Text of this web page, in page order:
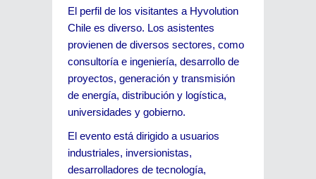
El perfil de los visitantes a Hyvolution
Chile es diverso. Los asistentes
provienen de diversos sectores, como
consultoría e ingeniería, desarrollo de
proyectos, generación y transmisión
de energía, distribución y logística,
universidades y gobierno.
El evento está dirigido a usuarios
industriales, inversionistas,
desarrolladores de tecnología,